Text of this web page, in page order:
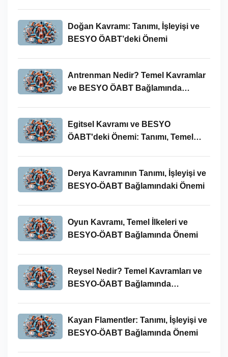
Doğan Kavramı: Tanımı, İşleyişi ve
BESYO ÖABT’deki Önemi
Antrenman Nedir? Temel Kavramlar
ve BESYO ÖABT Bağlamında
Egitsel Kavramı ve BESYO
ÖABT'deki Önemi: Tanımı, Temel
Derya Kavramının Tanımı, İşleyişi ve
BESYO-ÖABT Bağlamındaki Önemi
Oyun Kavramı, Temel İlkeleri ve
BESYO-ÖABT Bağlamında Önemi
Reysel Nedir? Temel Kavramları ve
BESYO-ÖABT Bağlamında
Kayan Flamentler: Tanımı, İşleyişi ve
BESYO-ÖABT Bağlamında Önemi